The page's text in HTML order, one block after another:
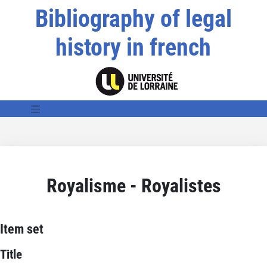
Bibliography of legal
history in french
Royalisme - Royalistes
Item set
Title